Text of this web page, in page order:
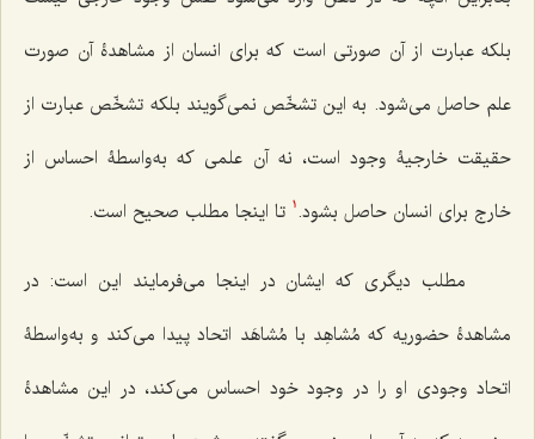
بلکه عبارت از آن صورتی است که برای انسان از مشاهدۀ آن صورت
علم حاصل می‌شود. به این تشخّص نمی‌گویند بلکه تشخّص عبارت از
حقیقت خارجیۀ وجود است، نه آن علمی که به‌واسطۀ احساس از
خارج برای انسان حاصل بشود. 1 تا اینجا مطلب صحیح است.
مطلب دیگری که ایشان در اینجا می‌فرمایند این است: در
مشاهدۀ حضوریه که مُشاهِد با مُشاهَد اتحاد پیدا می‌کند و به‌واسطۀ
اتحاد وجودی او را در وجود خود احساس می‌کند، در این مشاهدۀ